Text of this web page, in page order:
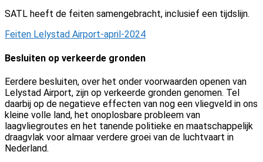
SATL heeft de feiten samengebracht, inclusief een tijdslijn.
Feiten Lelystad Airport-april-2024
Besluiten op verkeerde gronden
Eerdere besluiten, over het onder voorwaarden openen van
Lelystad Airport, zijn op verkeerde gronden genomen. Tel
daarbij op de negatieve effecten van nog een vliegveld in ons
kleine volle land, het onoplosbare probleem van
laagvliegroutes en het tanende politieke en maatschappelijk
draagvlak voor almaar verdere groei van de luchtvaart in
Nederland.